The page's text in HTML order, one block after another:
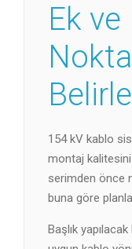
Ek ve
154 kV kablo
montaj
serimden önce
buna göre
Başlık